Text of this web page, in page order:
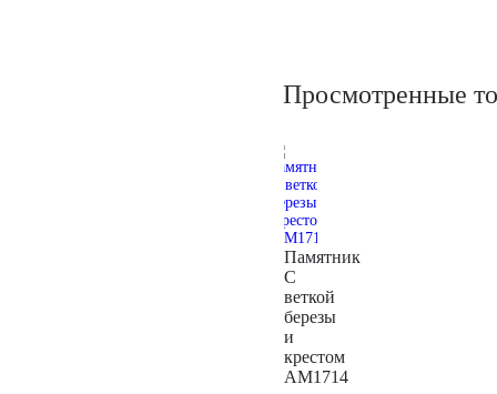
Просмотренные
Памятник
С
веткой
березы
и
крестом
AM1714